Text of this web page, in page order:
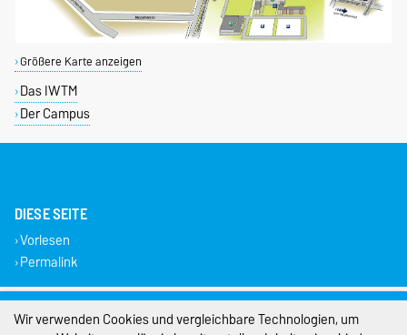
Größere Karte anzeigen
Das IWTM
Der Campus
DIESE SEITE
Vorlesen
Permalink
Impressum
Wir verwenden Cookies und vergleichbare Technologien, um